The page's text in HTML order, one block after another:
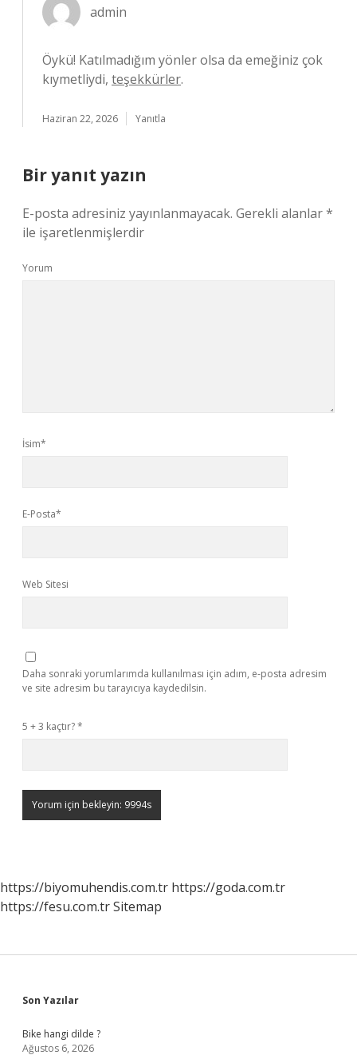
admin
Öykü! Katılmadığım yönler olsa da emeğiniz çok
kıymetliydi, teşekkürler.
Haziran 22, 2026 Yanıtla
Bir yanıt yazın
E-posta adresiniz yayınlanmayacak. Gerekli alanlar*
ile işaretlenmişlerdir
Yorum
İsim*
E-Posta*
Web Sitesi
Daha sonraki yorumlarımda kullanılması için adım, e-posta adresim
ve site adresim bu tarayıcıya kaydedilsin.
5 + 3 kaçtır?*
https://biyomuhendis.com.tr https://goda.com.tr
https://fesu.com.trSitemap
Sidebar
Son Yazılar
Bike hangi dilde ?
Ağustos 6, 2026